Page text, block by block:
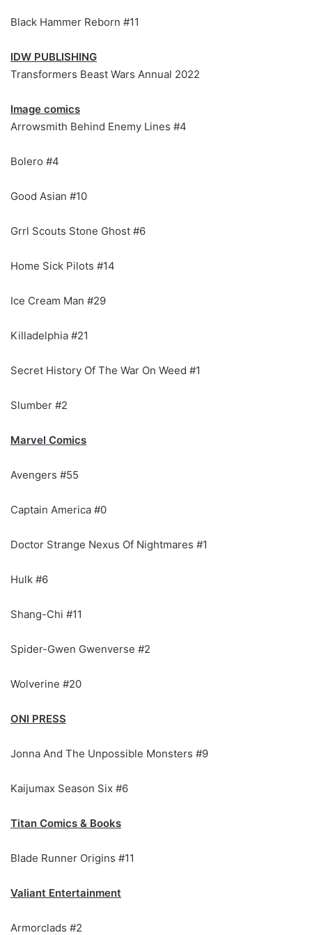
Black Hammer Reborn #11
IDW PUBLISHING
Transformers Beast Wars Annual 2022
Image comics
Arrowsmith Behind Enemy Lines #4
Bolero #4
Good Asian #10
Grrl Scouts Stone Ghost #6
Home Sick Pilots #14
Ice Cream Man #29
Killadelphia #21
Secret History Of The War On Weed #1
Slumber #2
Marvel Comics
Avengers #55
Captain America #0
Doctor Strange Nexus Of Nightmares #1
Hulk #6
Shang-Chi #11
Spider-Gwen Gwenverse #2
Wolverine #20
ONI PRESS
Jonna And The Unpossible Monsters #9
Kaijumax Season Six #6
Titan Comics & Books
Blade Runner Origins #11
Valiant Entertainment
Armorclads #2